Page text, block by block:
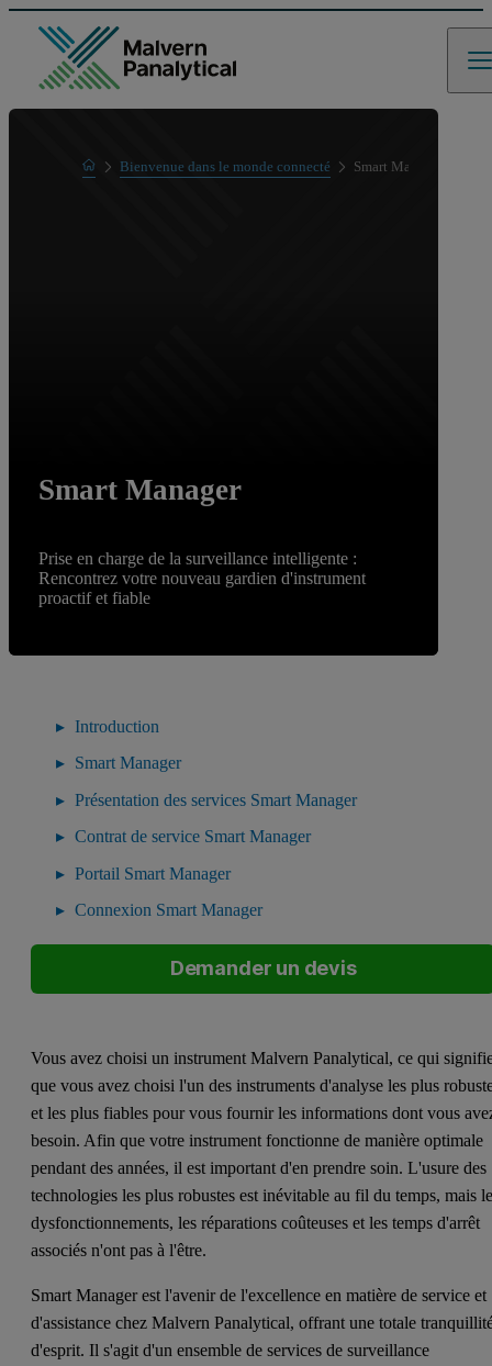
HomeBienvenue dans le monde connecté Smart Manager
Smart Manager
Prise en charge de la surveillance intelligente :
Rencontrez votre nouveau gardien d'instrument
proactif et fiable
Introduction
Smart Manager
Présentation des services Smart Manager
Contrat de service Smart Manager
Portail Smart Manager
Connexion Smart Manager
Demander un devis
Vous avez choisi un instrument Malvern Panalytical, ce qui
que vous avez choisi l'un des instruments d'analyse les plus
et les plus fiables pour vous fournir les informations dont vous
besoin. Afin que votre instrument fonctionne de manière optimale
pendant des années, il est important d'en prendre soin. L'usure des
technologies les plus robustes est inévitable au fil du temps, mais
dysfonctionnements, les réparations coûteuses et les temps d'arrêt
associés n'ont pas à l'être.
Smart Manager est l'avenir de l'excellence en matière de service et
d'assistance chez Malvern Panalytical, offrant une totale
d'esprit. Il s'agit d'un ensemble de services de surveillance